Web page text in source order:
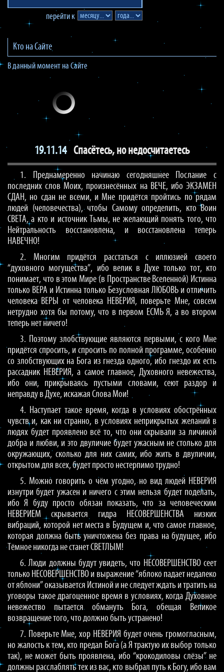
перейти к
Кто на Сайте
В данный момент на Сайте
19.11.14 Спасётесь, но недосчитаетесь
1. Преднамеренно начинаю сегодняшнее Послание с
последних слов Моих, произнесённых на ВЕЧЕ, ибо ЭКЗАМЕН
СДАН, но сдан не всеми, и Мне придётся пройтись по рядам
людей (человечества), чтобы Самому определить, кто Воин
СВЕТА, а кто и источник Тьмы, не желающий понять того, что
Нейтральность восстановлена, и восстановлена теперь
НАВЕЧНО!
2. Многим придётся расстаться с иллюзией своего
“духовного могущества”, ибо велик в Духе только тот, кто
понимает, что в этом Мире (в Пространстве Вселенной) Истинна
только ВЕРА и Истинна только Безусловная ЛЮБОВЬ и отличить
человека ВЕРЫ от человека НЕВЕРИЯ, поверьте Мне, совсем
нетрудно хотя бы потому, что в первом ЕСМЬ Я, а во втором
теперь нет ничего!
3. Поэтому злобствующие являются первыми, с кого Мне
придётся спросить, и спросить по полной программе, особенно
со злобствующих на Бога из гнезда одного, ибо гнездо их есть
рассадник НЕВЕРИЯ, а самое главное, Духовного невежества,
ибо они, прикрываясь пустыми словами, сеют раздор и
неправду в Духе, искажая Слова Мои!
4. Наступает такое время, когда в условиях обострённых
чувств и, как ни странно, в условиях неприкрытых желаний в
людях будет проявлено всё то, что они скрывали за личиной
добра и любви, и это двуличие будет ужасным не столько для
окружающих, сколько для них самих, ибо жить в двуличии,
открытом для всех, будет просто нестерпимо трудно!
5. Можно говорить о чём угодно, но вид людей НЕВЕРИЯ
изнутри будет ужасен и ничего с этим нельзя будет поделать,
ибо Я буду просто обязан показать, что за человеческим
НЕВЕРИЕМ скрывается гидра НЕСОВЕРШЕНСТВА низких
вибраций, которой нет места в Будущем и, что самое главное,
которая должна быть уничтожена без права на будущее, ибо
Тёмное никогда не станет СВЕТЛЫМ!
6. Люди должны будут увидеть, что НЕСОВЕРШЕНСТВО сеет
только НЕСОВЕРШЕНСТВО и выражение “яблоко падает недалеко
от яблони” оказывается Истиной и не следует ждать и тратить на
уговоры такое драгоценное время в условиях, когда Духовное
невежество пытается обмануть Бога, обещая Великое
возвращение того, что должно быть устранено!
7. Поверьте Мне, хор НЕВЕРИЯ будет очень громогласным,
но жалость к тем, кто предал Бога (а Я трактую их выбор только
так), не может быть проявлена, ибо “крокодиловы слёзы” не
должны расслаблять тех из вас, кто выбрал путь к Богу, ибо вам